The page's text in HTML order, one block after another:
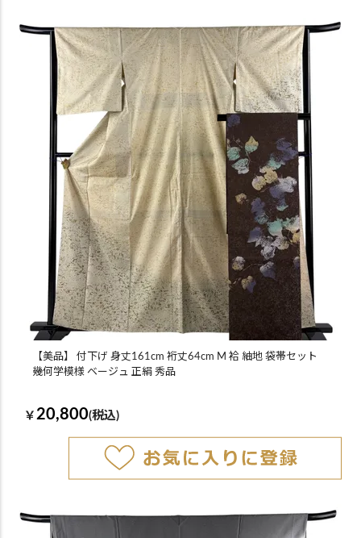
【美品】 付下げ 身丈161cm 裄丈64cm M 袷 紬地 袋帯セット
幾何学模様 ベージュ 正絹 秀品
￥ 20,800(税込)